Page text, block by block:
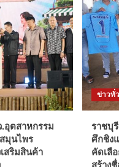
ต้
อุตสาหกรรม
มุนไพร
สริมสินค้า
ข่าวทั่
ราชบุ
ศึกชิง
คัดเลื
สร้าง